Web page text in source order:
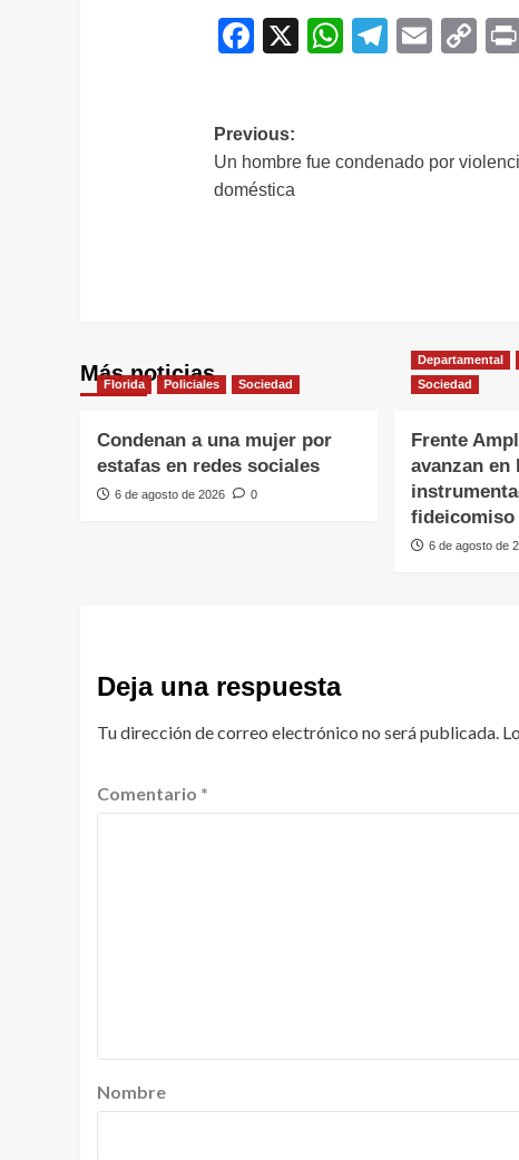
Facebook
X WhatsApp
Email
Navegación
de
Previous:
Un hombre fue condenado por
doméstica
Más noticias
Florida Policiales Sociedad
Condenan a una mujer por
estafas en redes sociales
6 de agosto de 2026 0
Departamental
Sociedad
Frente
avanzan en
fideicomiso
6 de agosto de
Deja una respuesta
Tu dirección de correo electrónico no será publicada.
Comentario *
Nombre